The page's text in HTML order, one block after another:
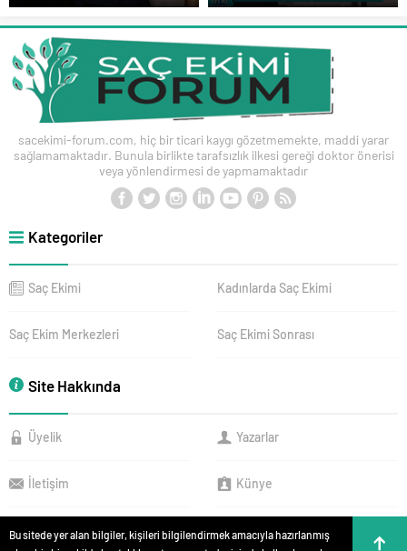
sacekimi-forum.com, hiç bir ticari kaygı gözetmemekte, maddi yarar
sağlamamaktadır. Bunula birlikte tarafsızlık ilkesi gereği doktor önerisi
veya yönlendirmesi de yapmamaktadır
Kategoriler
Saç Ekimi Kadınlarda Saç Ekimi
Saç Ekim Merkezleri Saç Ekimi Sonrası
Site Hakkında
Üyelik Yazarlar
İletişim Künye
Bu sitede yer alan bilgiler, kişileri bilgilendirmek amacıyla hazırlanmış